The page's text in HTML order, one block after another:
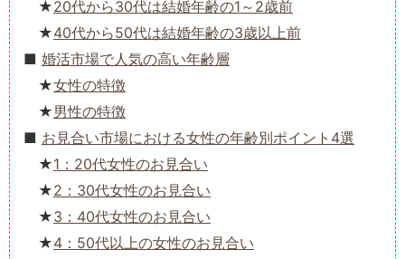
20代から30代は結婚年齢の1～2歳前
40代から50代は結婚年齢の3歳以上前
婚活市場で人気の高い年齢層
女性の特徴
男性の特徴
お見合い市場における女性の年齢別ポイント4選
1：20代女性のお見合い
2：30代女性のお見合い
3：40代女性のお見合い
4：50代以上の女性のお見合い